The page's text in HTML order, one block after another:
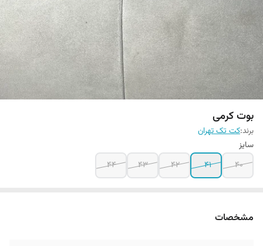
بوت کرمی
برند:کت تک تهران
سایز
۴۰
۴۱ ۴۲ ۴۳ ۴۴
مشخصات